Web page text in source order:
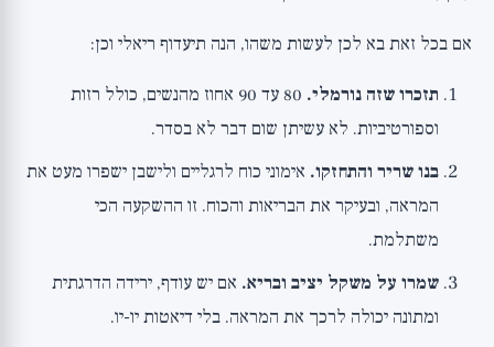
אם בכל זאת בא לכן לעשות משהו, הנה תיעדוף ריאלי וכן:
תזכרו שזה נורמלי.
80 עד 90 אחוז מהנשים, כולל רזות
וספורטיביות. לא עשיתן שום דבר לא בסדר.
בנו שריר והתחזקו. אימוני כוח לרגליים ולישבן ישפרו מעט את
המראה, ובעיקר את הבריאות והכוח. זו ההשקעה הכי
משתלמת.
שמרו על משקל יציב ובריא. אם יש עודף, ירידה הדרגתית
ומתונה יכולה לרכך את המראה. בלי דיאטות יו-יו.